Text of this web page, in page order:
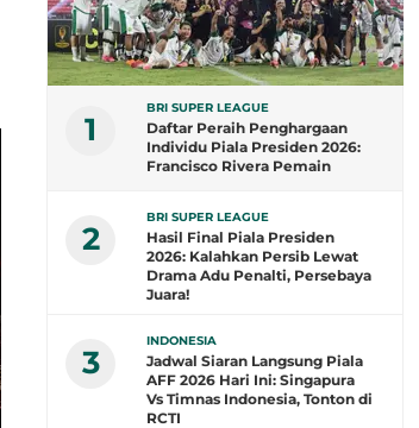
1
BRI SUPER LEAGUE
Daftar Peraih Penghargaan
Individu Piala Presiden 2026:
Francisco Rivera Pemain
2
BRI SUPER LEAGUE
Hasil Final Piala Presiden
2026: Kalahkan Persib Lewat
Drama Adu Penalti, Persebaya
Juara!
3
INDONESIA
Jadwal Siaran Langsung Piala
AFF 2026 Hari Ini: Singapura
Vs Timnas Indonesia, Tonton di
RCTI